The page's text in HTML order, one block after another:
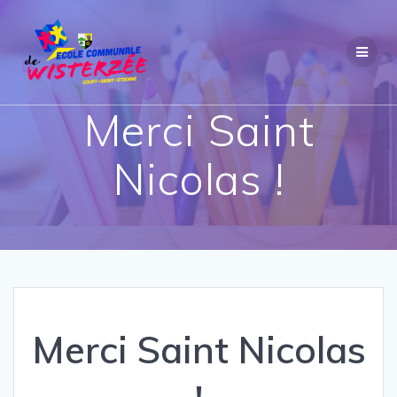
Merci Saint
Nicolas !
Merci Saint Nicolas